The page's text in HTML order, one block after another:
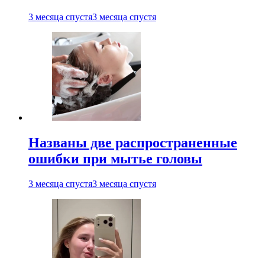
3 месяца спустя3 месяца спустя
Названы две распространенные
ошибки при мытье головы
3 месяца спустя3 месяца спустя